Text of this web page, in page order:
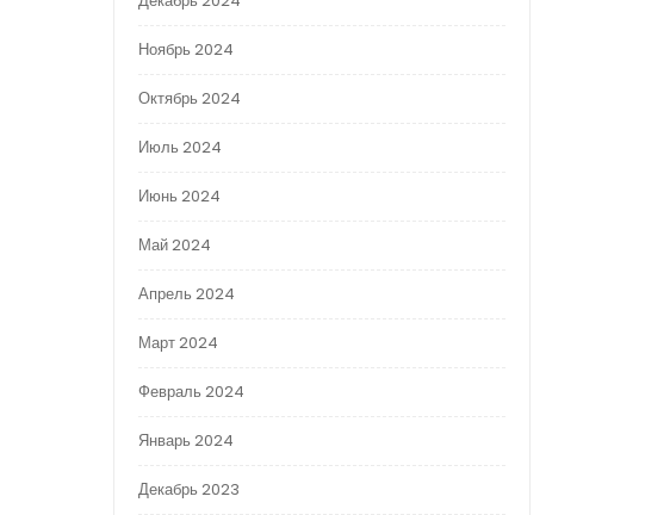
Ноябрь 2024
Октябрь 2024
Июль 2024
Июнь 2024
Май 2024
Апрель 2024
Март 2024
Февраль 2024
Январь 2024
Декабрь 2023